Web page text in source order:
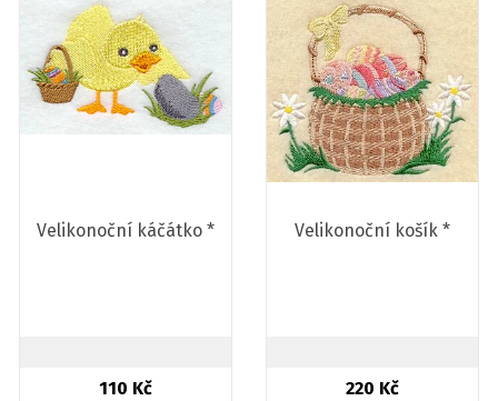
Velikonoční káčátko *
110 Kč
Velikonoční košík *
220 Kč